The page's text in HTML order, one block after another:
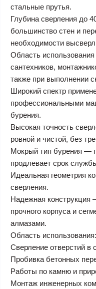
стальные прутья.
Глубина сверления до
большинство стен и
необходимости
Область
сантехников,
также при выполнении
Широкий спектр
профессиональными
бурения.
Высокая точность
ровной и чистой, без
Мокрый тип бурения —
продлевает срок
Идеальная геометрия
сверления.
Надежная конструкция
прочного корпуса и
алмазами.
Область использования:
Сверление отверстий в
Пробивка бетонных
Работы по камню и
Монтаж инженерных